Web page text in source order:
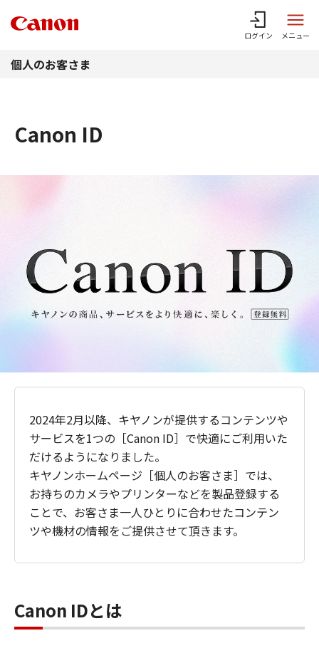
ログイン メニュー
個人のお客さま
Canon ID
2024年2月以降、キヤノンが提供するコンテンツや
サービスを1つの［Canon ID］で快適にご利用いた
だけるようになりました。
キヤノンホームページ［個人のお客さま］では、
お持ちのカメラやプリンターなどを製品登録する
ことで、お客さま一人ひとりに合わせたコンテン
ツや機材の情報をご提供させて頂きます。
Canon IDとは